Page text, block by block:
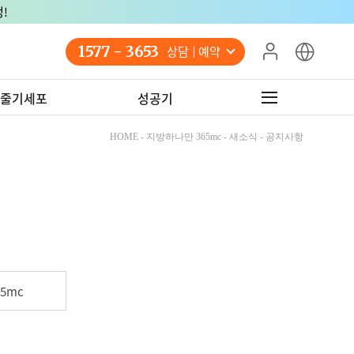
!
1577 - 3653 상담 예약
기세포 성공기
HOME - 지방하나만 365mc - 새소식 - 공지사항